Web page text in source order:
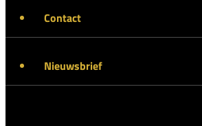
Contact
Nieuwsbrief